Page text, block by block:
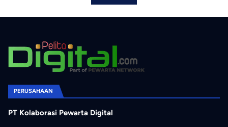
PERUSAHAAN
PT Kolaborasi Pewarta Digital